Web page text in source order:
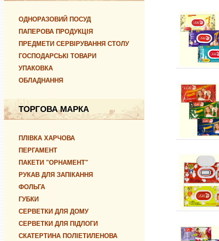
ОДНОРАЗОВИЙ ПОСУД
ПАПЕРОВА ПРОДУКЦІЯ
ПРЕДМЕТИ СЕРВІРУВАННЯ СТОЛУ
ГОСПОДАРСЬКІ ТОВАРИ
УПАКОВКА
ОБЛАДНАННЯ
ТОРГОВА МАРКА
ПЛІВКА ХАРЧОВА
ПЕРГАМЕНТ
ПАКЕТИ "ОРНАМЕНТ"
РУКАВ ДЛЯ ЗАПІКАННЯ
ФОЛЬГА
ГУБКИ
СЕРВЕТКИ ДЛЯ ДОМУ
СЕРВЕТКИ ДЛЯ ПІДЛОГИ
СКАТЕРТИНА ПОЛІЕТИЛЕНОВА